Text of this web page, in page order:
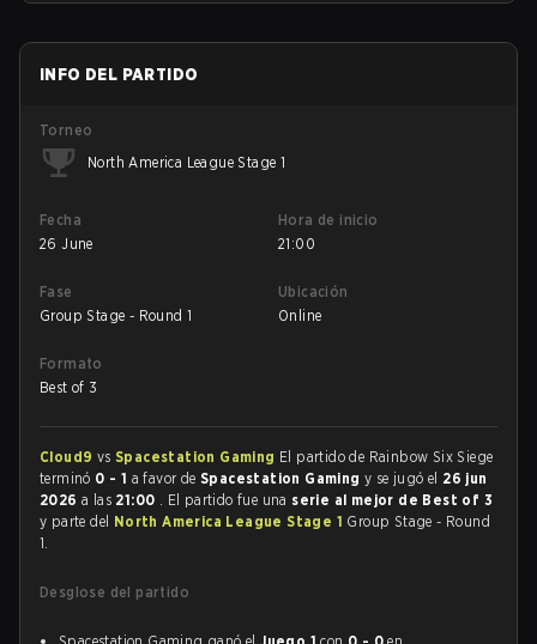
INFO DEL PARTIDO
Torneo
North America League Stage 1
Fecha
26 June
Hora de inicio
21:00
Fase
Group Stage - Round 1
Ubicación
Online
Formato
Best of 3
Cloud9 vs Spacestation Gaming El partido de Rainbow Six Siege
terminó 0 - 1 a favor deSpacestation Gamingy se jugó el 26 jun
2026 a las 21:00 . El partido fue una serie al mejor de Best of 3
y parte del North America League Stage 1 Group Stage - Round
1.
Desglose del partido